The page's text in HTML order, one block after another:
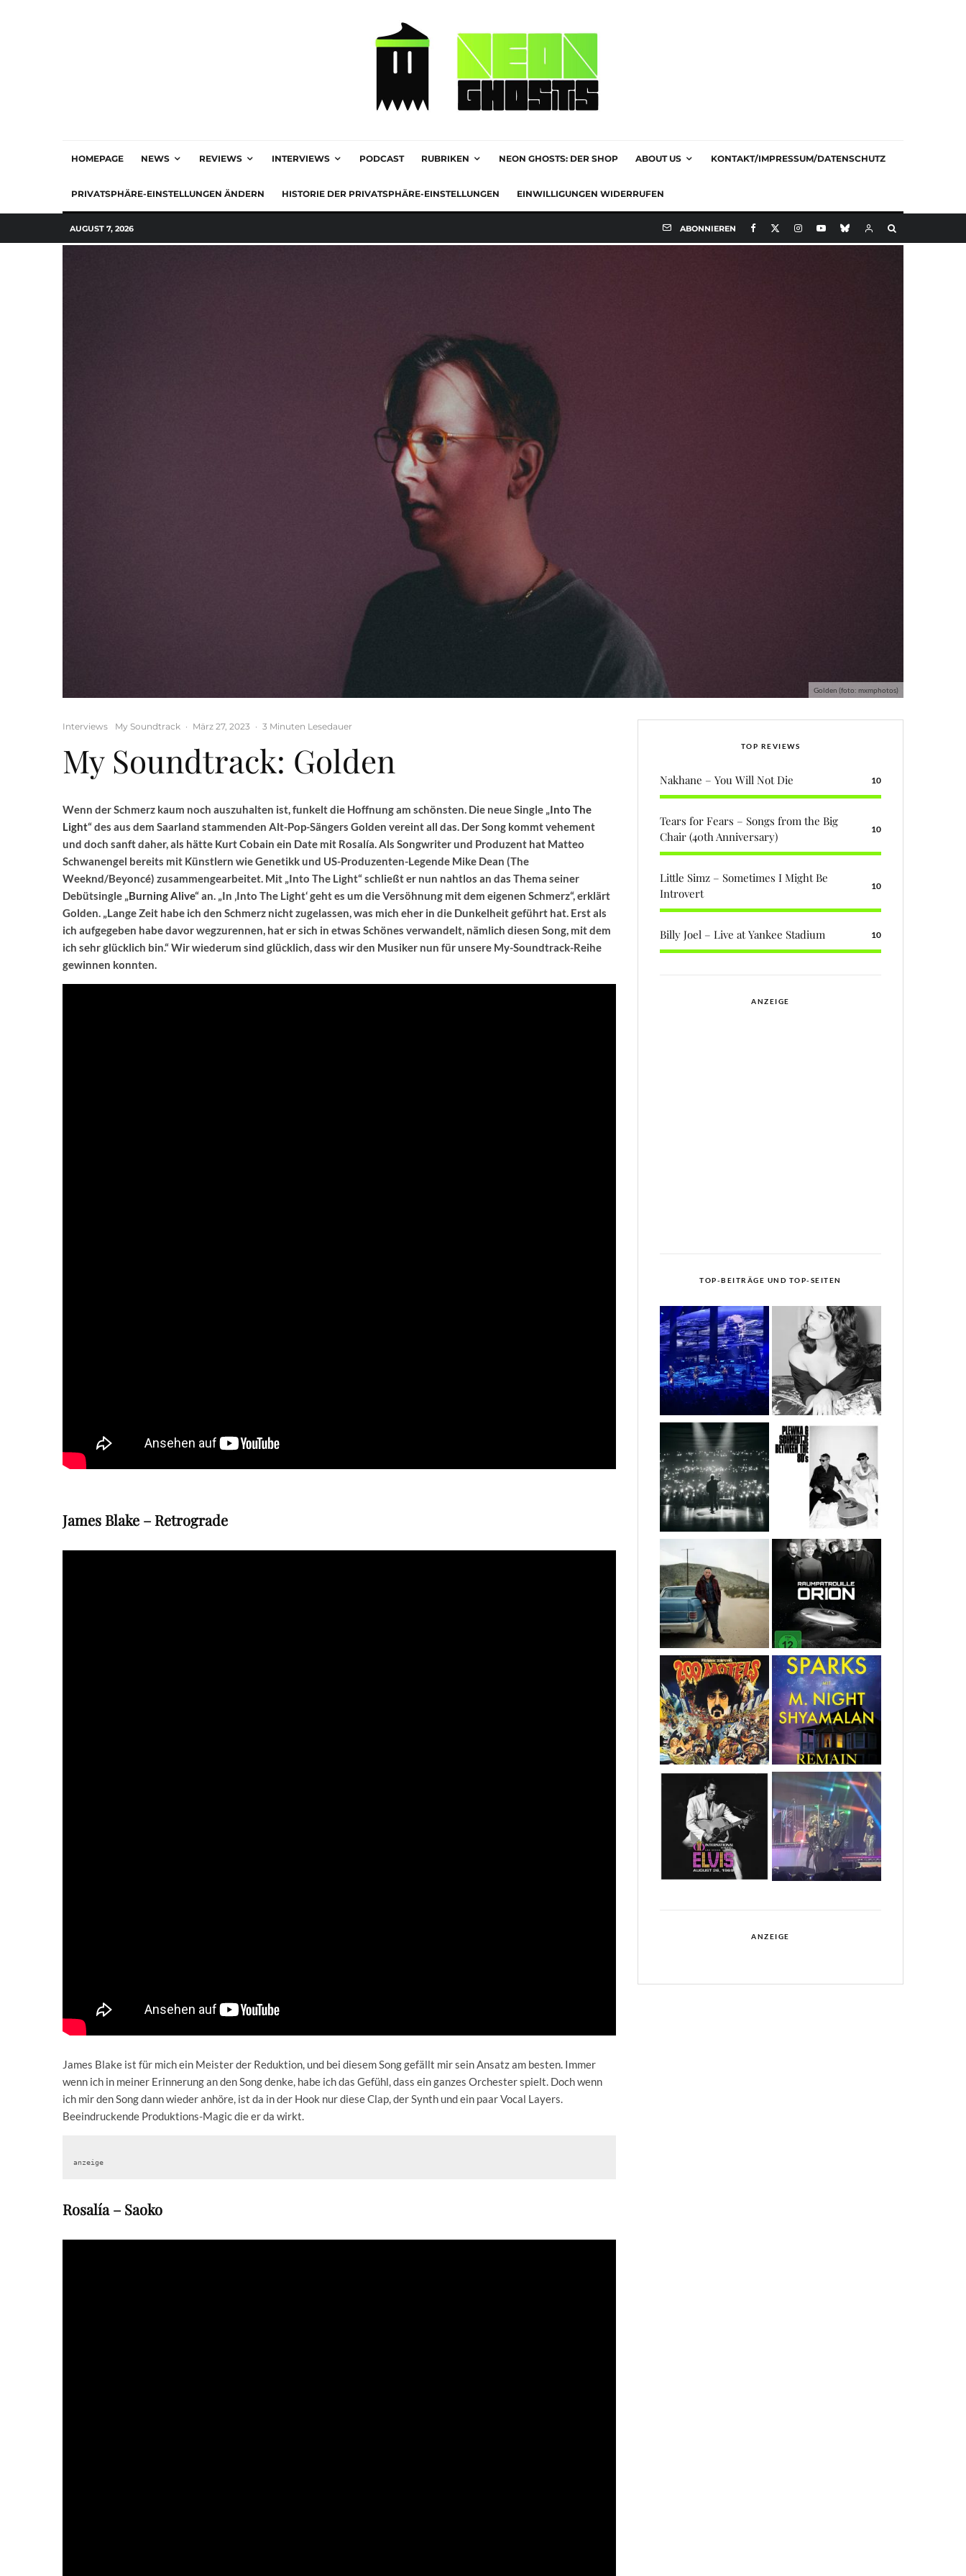
HOMEPAGE NEWS REVIEWS INTERVIEWS PODCAST RUBRIKEN NEON GHOSTS: DER SHOP ABOUT US KONTAKT/IMPRESSUM/DATENSCHUTZ
PRIVATSPHÄRE-EINSTELLUNGEN ÄNDERN HISTORIE DER PRIVATSPHÄRE-EINSTELLUNGEN EINWILLIGUNGEN WIDERRUFEN
AUGUST 7, 2026 ABONNIEREN
Golden (foto: mxmphotos)
Interviews My Soundtrack · März 27, 2023 · 3 Minuten Lesedauer
My Soundtrack: Golden
Wenn der Schmerz kaum noch auszuhalten ist, funkelt die Hoffnung am schönsten. Die neue Single „Into The
Light“ des aus dem Saarland stammenden Alt-Pop-Sängers Golden vereint all das. Der Song kommt vehement
und doch sanft daher, als hätte Kurt Cobain ein Date mit Rosalía. Als Songwriter und Produzent hat Matteo
Schwanengel bereits mit Künstlern wie Genetikk und US-Produzenten-Legende Mike Dean (The
Weeknd/Beyoncé) zusammengearbeitet. Mit „Into The Light“ schließt er nun nahtlos an das Thema seiner
Debütsingle „Burning Alive“ an. „In ‚Into The Light‘ geht es um die Versöhnung mit dem eigenen Schmerz“, erklärt
Golden. „Lange Zeit habe ich den Schmerz nicht zugelassen, was mich eher in die Dunkelheit geführt hat. Erst als
ich aufgegeben habe davor wegzurennen, hat er sich in etwas Schönes verwandelt, nämlich diesen Song, mit dem
ich sehr glücklich bin.“ Wir wiederum sind glücklich, dass wir den Musiker nun für unsere My-Soundtrack-Reihe
gewinnen konnten.
James Blake – Retrograde
James Blake ist für mich ein Meister der Reduktion, und bei diesem Song gefällt mir sein Ansatz am besten. Immer
wenn ich in meiner Erinnerung an den Song denke, habe ich das Gefühl, dass ein ganzes Orchester spielt. Doch wenn
ich mir den Song dann wieder anhöre, ist da in der Hook nur diese Clap, der Synth und ein paar Vocal Layers.
Beeindruckende Produktions-Magic die er da wirkt.
anzeige
Rosalía – Saoko
TOP REVIEWS
Nakhane – You Will Not Die 10
Tears for Fears – Songs from the Big
Chair (40th Anniversary)
10
Little Simz – Sometimes I Might Be
Introvert
10
Billy Joel – Live at Yankee Stadium 10
ANZEIGE
TOP-BEITRÄGE UND TOP-SEITEN
ANZEIGE